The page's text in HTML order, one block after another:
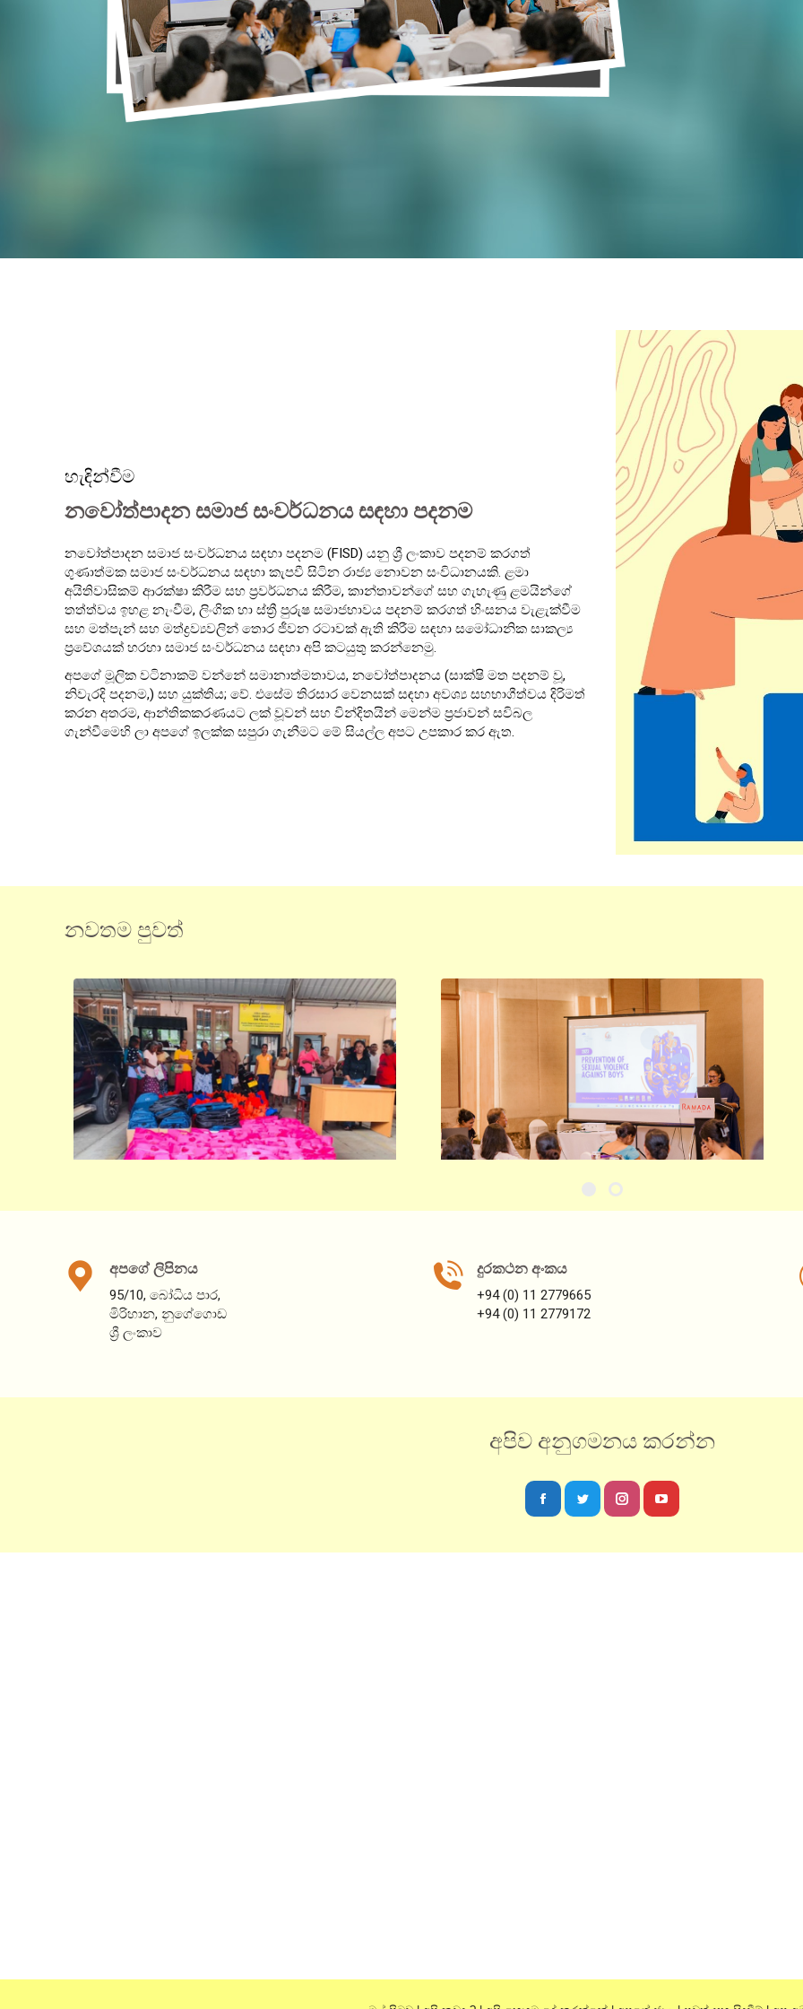
හැඳින්වීම
නවෝත්පාදන සමාජ සංවර්ධනය සඳහා පදනම
නවෝත්පාදන සමාජ සංවර්ධනය සඳහා පදනම (FISD) යනු ශ්‍රී ලංකාව පදනම් කරගත්
ගුණාත්මක සමාජ සංවර්ධනය සඳහා කැපවී සිටින රාජ්‍ය නොවන සංවිධානයකි. ළමා
අයිතිවාසිකම් ආරක්ෂා කිරීම සහ ප්‍රවර්ධනය කිරීම, කාන්තාවන්ගේ සහ ගැහැණු ළමයින්ගේ
තත්ත්වය ඉහළ නැංවීම, ලිංගික හා ස්ත්‍රී පුරුෂ සමාජභාවය පදනම් කරගත් හිංසනය වැළැක්වීම
සහ මත්පැන් සහ මත්ද්‍රව්‍යවලින් තොර ජීවන රටාවක් ඇති කිරීම සඳහා සමෝධානික සාකල්‍ය
ප්‍රවේශයක් හරහා සමාජ සංවර්ධනය සඳහා අපි කටයුතු කරන්නෙමු.
අපගේ මූලික වටිනාකම් වන්නේ සමානාත්මතාවය, නවෝත්පාදනය (සාක්ෂි මත පදනම් වූ,
නිවැරදි පදනම,) සහ යුක්තිය; වේ. එසේම තිරසාර වෙනසක් සඳහා අවශ්‍ය සහභාගීත්වය දිරිමත්
කරන අතරම, ආන්තිකකරණයට ලක් වූවන් සහ වින්දිතයින් මෙන්ම ප්‍රජාවන් සවිබල
ගැන්වීමෙහි ලා අපගේ ඉලක්ක සපුරා ගැනීමට මේ සියල්ල අපට උපකාර කර ඇත.
නවතම පුවත්
පත්වූවන්ට ආධාර ලබා දීම විපතට
January 16, 2024
ශ්‍රී ලංකාවේ ආරම්භක BUD සංසදය
January 16, 2024
අපගේ ලිපිනය
95/10, බෝධිය පාර,
මිරිහාන, නුගේගොඩ
ශ්‍රී ලංකාව
දුරකථන අංකය
+94 (0) 11 2779665
+94 (0) 11 2779172
අපිව අනුගමනය කරන්න
FacebookTwitterInstagramYouTube